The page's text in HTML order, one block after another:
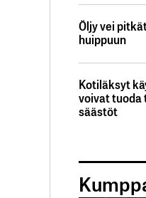
Öljy vei
huippuun
Kotiläksyt
voivat tuoda
säästöt